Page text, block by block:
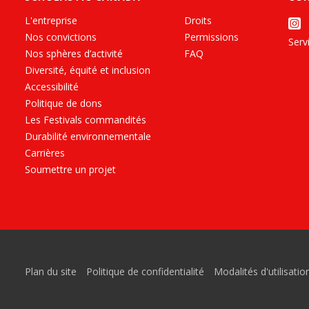
L'entreprise
Nos convictions
Nos sphères d’activité
Diversité, équité et inclusion
Accessibilité
Politique de dons
Les Festivals commandités
Durabilité environnementale
Carrières
Soumettre un projet
Droits
Permissions
FAQ
Plan du site Politique de confidentialité Modalités